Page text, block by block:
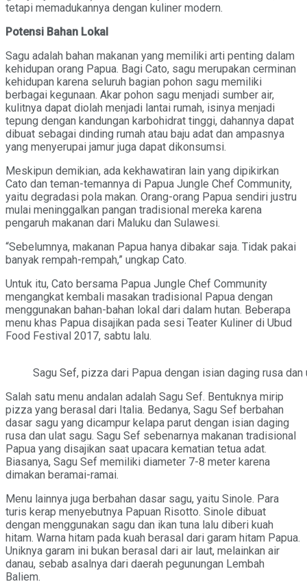
tetapi memadukannya dengan kuliner modern.
Potensi Bahan Lokal
Sagu adalah bahan makanan yang memiliki arti penting dalam
kehidupan orang Papua. Bagi Cato, sagu merupakan cerminan
kehidupan karena seluruh bagian pohon sagu memiliki
berbagai kegunaan. Akar pohon sagu menjadi sumber air,
kulitnya dapat diolah menjadi lantai rumah, isinya menjadi
tepung dengan kandungan karbohidrat tinggi, dahannya dapat
dibuat sebagai dinding rumah atau baju adat dan ampasnya
yang menyerupai jamur juga dapat dikonsumsi.
Meskipun demikian, ada kekhawatiran lain yang dipikirkan
Cato dan teman-temannya di Papua Jungle Chef Community,
yaitu degradasi pola makan. Orang-orang Papua sendiri justru
mulai meninggalkan pangan tradisional mereka karena
pengaruh makanan dari Maluku dan Sulawesi.
“Sebelumnya, makanan Papua hanya dibakar saja. Tidak pakai
banyak rempah-rempah,” ungkap Cato.
Untuk itu, Cato bersama Papua Jungle Chef Community
mengangkat kembali masakan tradisional Papua dengan
menggunakan bahan-bahan lokal dari dalam hutan. Beberapa
menu khas Papua disajikan pada sesi Teater Kuliner di Ubud
Food Festival 2017, sabtu lalu.
Sagu Sef, pizza dari Papua dengan isian daging rusa dan
Salah satu menu andalan adalah Sagu Sef. Bentuknya mirip
pizza yang berasal dari Italia. Bedanya, Sagu Sef berbahan
dasar sagu yang dicampur kelapa parut dengan isian daging
rusa dan ulat sagu. Sagu Sef sebenarnya makanan tradisional
Papua yang disajikan saat upacara kematian tetua adat.
Biasanya, Sagu Sef memiliki diameter 7-8 meter karena
dimakan beramai-ramai.
Menu lainnya juga berbahan dasar sagu, yaitu Sinole. Para
turis kerap menyebutnya Papuan Risotto. Sinole dibuat
dengan menggunakan sagu dan ikan tuna lalu diberi kuah
hitam. Warna hitam pada kuah berasal dari garam hitam Papua.
Uniknya garam ini bukan berasal dari air laut, melainkan air
danau, sebab asalnya dari daerah pegunungan Lembah
Baliem.